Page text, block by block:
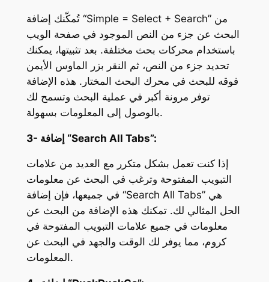
تُمكّنك إضافة “Simple = Select + Search” من
البحث عن جزء من النص الموجود في صفحة الويب
باستخدام محركات بحث مختلفة. بعد تثبيتها، يمكنك
تحديد جزء من النص، ثم النقر بزر الماوس الأيمن
فوقه للبحث في محرك البحث المختار. هذه الإضافة
توفر مرونة أكبر في عملية البحث وتسمح لك
بالوصول إلى المعلومات بسهولة.
3- إضافة “Search All Tabs”:
إذا كنت تعمل بشكل متكرر مع العديد من علامات
التبويب المفتوحة وترغب في البحث عن معلومات
في جميعها، فإن إضافة “Search All Tabs” هي
الحل المثالي لك. تمكنك هذه الإضافة من البحث عن
معلومات في جميع علامات التبويب المفتوحة في
كروم، مما يوفر لك الوقت والجهد في البحث عن
المعلومات.